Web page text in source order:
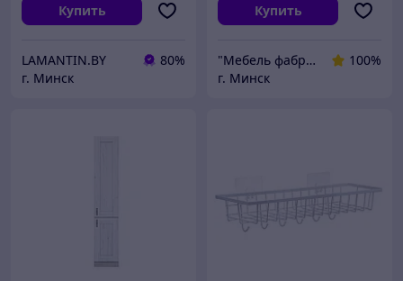
Купить
LAMANTIN.BY
80%
г. Минск
Купить
"Мебель фабрик" интернет-магазин мебели
100%
г. Минск